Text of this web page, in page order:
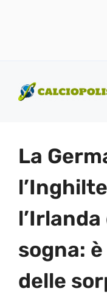
contenuto
La
sogna: è
delle